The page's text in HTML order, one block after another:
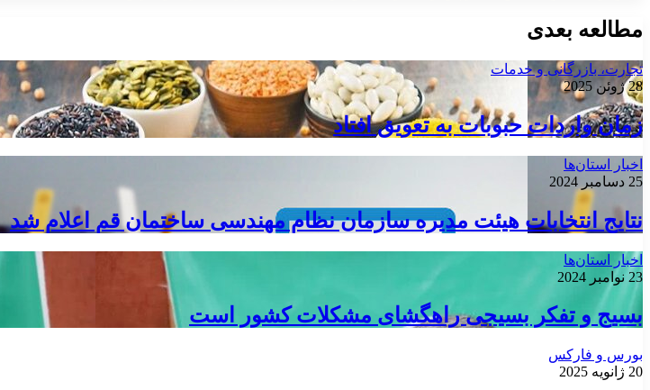
مطالعه بعدی
تجارت، بازرگانی و خدمات
28 ژوئن 2025
زمان واردات حبوبات به تعویق افتاد
اخبار استان‌ها
25 دسامبر 2024
نتایج انتخابات هیئت مدیره سازمان نظام مهندسی ساختمان قم اعلام شد
اخبار استان‌ها
23 نوامبر 2024
بسیج و تفکر بسیجی راهگشای مشکلات کشور است
بورس و فارکس
20 ژانویه 2025